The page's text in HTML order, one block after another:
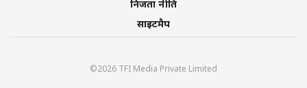
निजता नीति
साइटमैप
©2026 TFI Media Private Limited